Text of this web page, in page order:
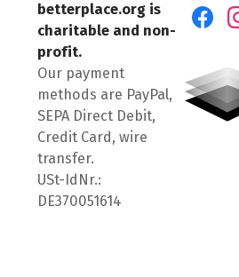
betterplace.org is
charitable and non-
profit.
Our payment
methods are PayPal,
SEPA Direct Debit,
Credit Card, wire
transfer.
USt-IdNr.:
DE370051614